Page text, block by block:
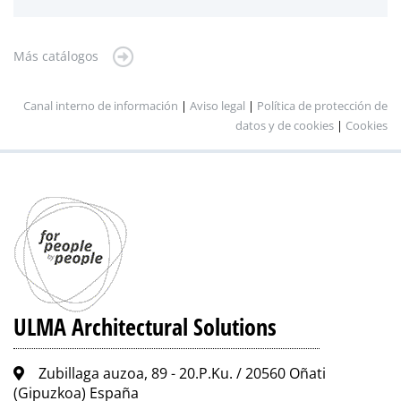
Más catálogos
Canal interno de información | Aviso legal | Política de protección de
datos y de cookies | Cookies
ULMA Architectural Solutions
Zubillaga auzoa, 89 - 20.P.Ku. / 20560 Oñati
(Gipuzkoa) España